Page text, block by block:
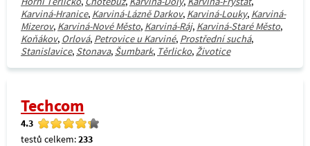
Karviná-Hranice, Karviná-Lázně Darkov, Karviná-Louky, Karviná-
Mizerov, Karviná-Nové Město, Karviná-Ráj, Karviná-Staré Město,
Koňákov, Orlová, Petrovice u Karviné, Prostřední suchá,
Stanislavice, Stonava, Šumbark, Těrlicko,Životice
Techcom
4.3
testů celkem:233